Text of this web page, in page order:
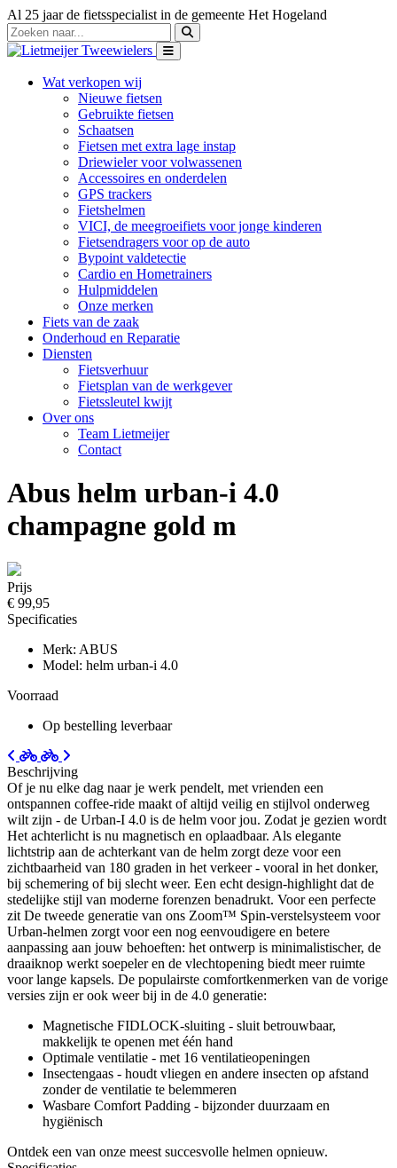
Al 25 jaar de fietsspecialist in de gemeente Het Hogeland
Wat verkopen wij
Nieuwe fietsen
Gebruikte fietsen
Schaatsen
Fietsen met extra lage instap
Driewieler voor volwassenen
Accessoires en onderdelen
GPS trackers
Fietshelmen
VICI, de meegroeifiets voor jonge kinderen
Fietsendragers voor op de auto
Bypoint valdetectie
Cardio en Hometrainers
Hulpmiddelen
Onze merken
Fiets van de zaak
Onderhoud en Reparatie
Diensten
Fietsverhuur
Fietsplan van de werkgever
Fietssleutel kwijt
Over ons
Team Lietmeijer
Contact
Abus helm urban-i 4.0
champagne gold m
Prijs
€ 99,95
Specificaties
Merk: ABUS
Model: helm urban-i 4.0
Voorraad
Op bestelling leverbaar
Beschrijving
Of je nu elke dag naar je werk pendelt, met vrienden een
ontspannen coffee-ride maakt of altijd veilig en stijlvol onderweg
wilt zijn - de Urban-I 4.0 is de helm voor jou. Zodat je gezien wordt
Het achterlicht is nu magnetisch en oplaadbaar. Als elegante
lichtstrip aan de achterkant van de helm zorgt deze voor een
zichtbaarheid van 180 graden in het verkeer - vooral in het donker,
bij schemering of bij slecht weer. Een echt design-highlight dat de
stedelijke stijl van moderne forenzen benadrukt. Voor een perfecte
zit De tweede generatie van ons Zoom™ Spin-verstelsysteem voor
Urban-helmen zorgt voor een nog eenvoudigere en betere
aanpassing aan jouw behoeften: het ontwerp is minimalistischer, de
draaiknop werkt soepeler en de vlechtopening biedt meer ruimte
voor lange kapsels. De populairste comfortkenmerken van de vorige
versies zijn er ook weer bij in de 4.0 generatie:
Magnetische FIDLOCK-sluiting - sluit betrouwbaar,
makkelijk te openen met één hand
Optimale ventilatie - met 16 ventilatieopeningen
Insectengaas - houdt vliegen en andere insecten op afstand
zonder de ventilatie te belemmeren
Wasbare Comfort Padding - bijzonder duurzaam en
hygiënisch
Ontdek een van onze meest succesvolle helmen opnieuw.